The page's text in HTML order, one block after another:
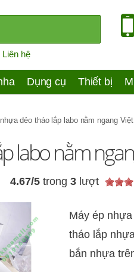
Liên hệ
Dụng cụ Thiết bị
dẻo tháo lắp labo nằm ngang
labo nằm
4.67/5 trong 3 lượt
Máy ép
tháo lắp
bắn nhựa